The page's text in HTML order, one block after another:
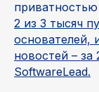
2 из 3 тысяч
основателей,
новостей –
SoftwareLead.